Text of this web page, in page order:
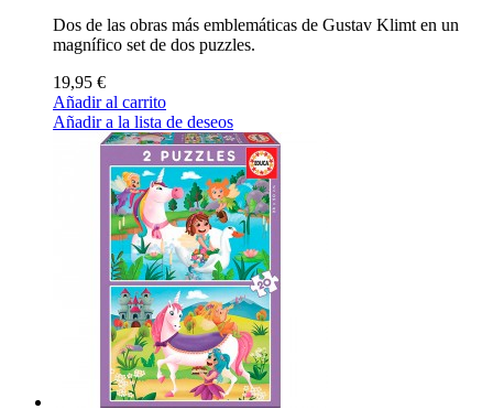
Dos de las obras más emblemáticas de Gustav Klimt en un
magnífico set de dos puzzles.
19,95 €
Añadir al carrito
Añadir a la lista de deseos